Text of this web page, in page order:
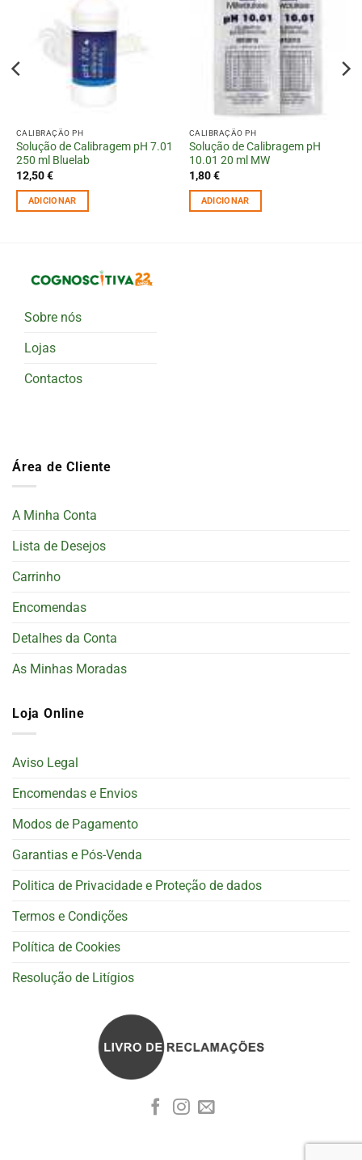
CALIBRAÇÃO PH
Solução de Calibragem pH 7.01
250 ml Bluelab
12,50€
ADICIONAR
CALIBRAÇÃO PH
Solução de Calibragem pH
10.01 20 ml MW
1,80€
ADICIONAR
Sobre nós
Lojas
Contactos
Área de Cliente
A Minha Conta
Lista de Desejos
Carrinho
Encomendas
Detalhes da Conta
As Minhas Moradas
Loja Online
Aviso Legal
Encomendas e Envios
Modos de Pagamento
Garantias e Pós-Venda
Politica de Privacidade e Proteção de dados
Termos e Condições
Política de Cookies
Resolução de Litígios